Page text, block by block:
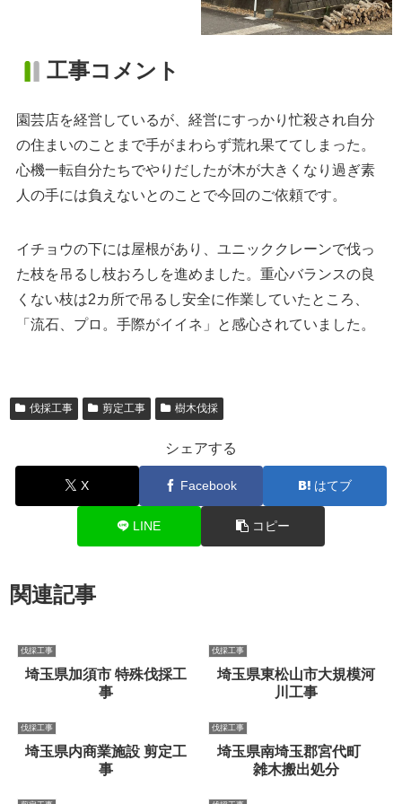
工事コメント
園芸店を経営しているが、経営にすっかり忙殺され自分
の住まいのことまで手がまわらず荒れ果ててしまった。
心機一転自分たちでやりだしたが木が大きくなり過ぎ素
人の手には負えないとのことで今回のご依頼です。
イチョウの下には屋根があり、ユニッククレーンで伐っ
た枝を吊るし枝おろしを進めました。重心バランスの良
くない枝は2カ所で吊るし安全に作業していたところ、
「流石、プロ。手際がイイネ」と感心されていました。
伐採工事 剪定工事 樹木伐採
シェアする
X Facebook はてブ
LINE コピー
関連記事
伐採工事
埼玉県加須市 特殊伐採工
事
伐採工事
埼玉県東松山市大規模河
川工事
伐採工事
埼玉県内商業施設 剪定工
事
伐採工事
埼玉県南埼玉郡宮代町
雑木搬出処分